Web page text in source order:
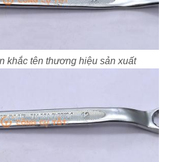
khắc tên thương hiệu sản xuất